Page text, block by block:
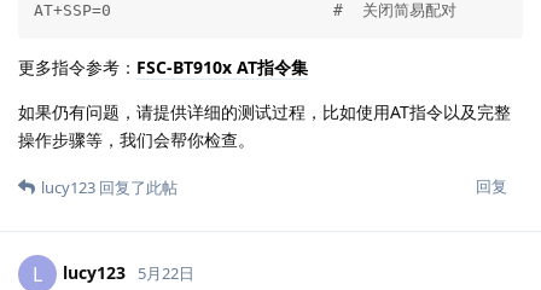
AT+SSP=0                       #  关闭简易配对
更多指令参考： FSC-BT910x AT指令集
如果仍有问题，请提供详细的测试过程，比如使用AT指令以及完整
操作步骤等，我们会帮你检查。
回复
lucy123 回复了此帖
L lucy123 5月22日